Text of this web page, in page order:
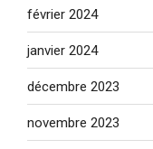
février 2024
janvier 2024
décembre 2023
novembre 2023